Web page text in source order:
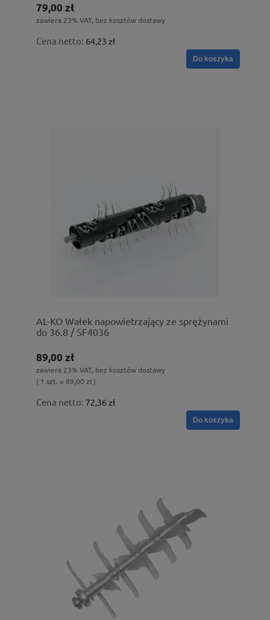
79,00 zł
zawiera 23% VAT, bez kosztów dostawy
Cena netto: 64,23 zł
Do koszyka
AL-KO Wałek napowietrzający ze sprężynami
do 36.8 / SF4036
89,00 zł
zawiera 23% VAT, bez kosztów dostawy
( 1 szt. = 89,00 zł )
Cena netto: 72,36 zł
Do koszyka